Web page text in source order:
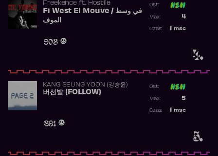
4.
Freekence ft. Hostile
Fi West El Mouve / في وسط
الموف
903
Ost:
4
Max:
msc
Czas:
5.
KANG SEUNG YOON (강승윤)
버선발 (FOLLOW)
891
Ost:
5
Max:
msc
Czas: